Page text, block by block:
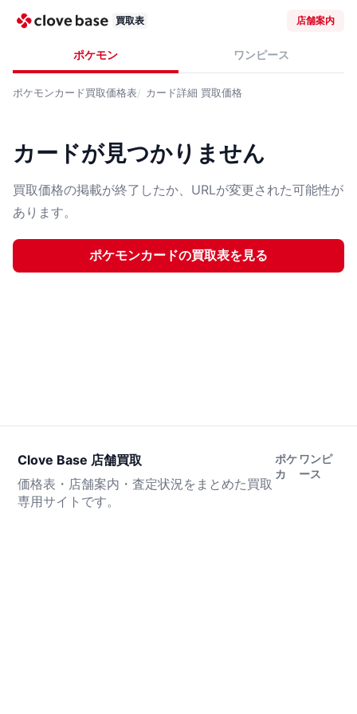
買取表 店舗案内
ポケモン ワンピース
ポケモンカード買取価格表 カード詳細 買取価格
カードが見つかりません
買取価格の掲載が終了したか、URLが変更された可能性が
あります。
ポケモンカードの買取表を見る
Clove Base 店舗買取
価格表・店舗案内・査定状況をまとめた買取
専用サイトです。
ポケ
カ
ワンピ
ース